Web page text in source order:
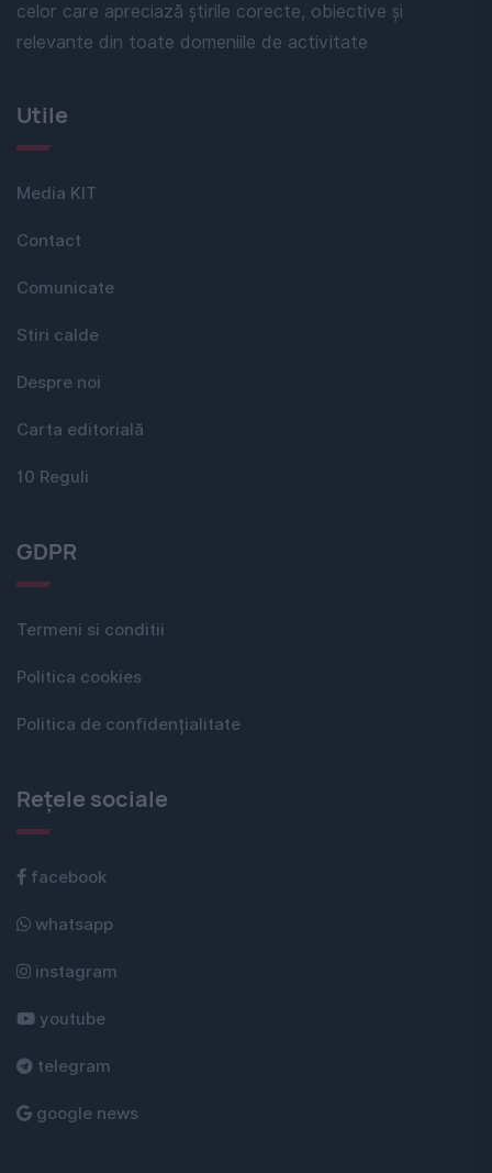
celor care apreciază știrile corecte, obiective și
relevante din toate domeniile de activitate
Utile
Media KIT
Contact
Comunicate
Stiri calde
Despre noi
Carta editorială
10 Reguli
GDPR
Termeni si conditii
Politica cookies
Politica de confidențialitate
Rețele sociale
facebook
whatsapp
instagram
youtube
telegram
google news